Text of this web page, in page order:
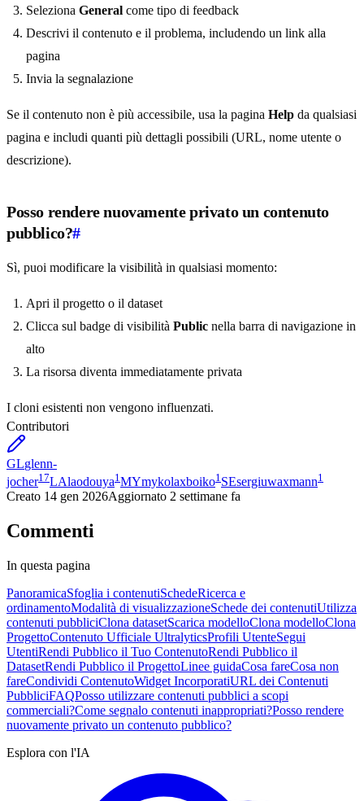
Seleziona General come tipo di feedback
Descrivi il contenuto e il problema, includendo un link alla
pagina
Invia la segnalazione
Se il contenuto non è più accessibile, usa la pagina Help da qualsiasi
pagina e includi quanti più dettagli possibili (URL, nome utente o
descrizione).
Posso rendere nuovamente privato un contenuto
pubblico?#
Sì, puoi modificare la visibilità in qualsiasi momento:
Apri il progetto o il dataset
Clicca sul badge di visibilità Public nella barra di navigazione in
alto
La risorsa diventa immediatamente privata
I cloni esistenti non vengono influenzati.
Contributori
GLglenn-
jocher17LAlaodouya1MYmykolaxboiko1SEsergiuwaxmann1
Creato 14 gen 2026Aggiornato 2 settimane fa
Commenti
In questa pagina
PanoramicaSfoglia i contenutiSchedeRicerca e
ordinamentoModalità di visualizzazioneSchede dei contenutiUtilizza
contenuti pubbliciClona datasetScarica modelloClona modelloClona
ProgettoContenuto Ufficiale UltralyticsProfili UtenteSegui
UtentiRendi Pubblico il Tuo ContenutoRendi Pubblico il
DatasetRendi Pubblico il ProgettoLinee guidaCosa fareCosa non
fareCondividi ContenutoWidget IncorporatiURL dei Contenuti
PubbliciFAQPosso utilizzare contenuti pubblici a scopi
commerciali?Come segnalo contenuti inappropriati?Posso rendere
nuovamente privato un contenuto pubblico?
Esplora con l'IA